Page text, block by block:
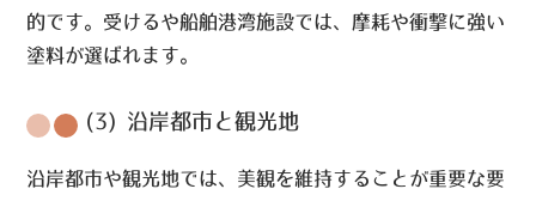
的です。受けるや船舶港湾施設では、摩耗や衝撃に強い
塗料が選ばれます。
(3) 沿岸都市と観光地
沿岸都市や観光地では、美観を維持することが重要な要